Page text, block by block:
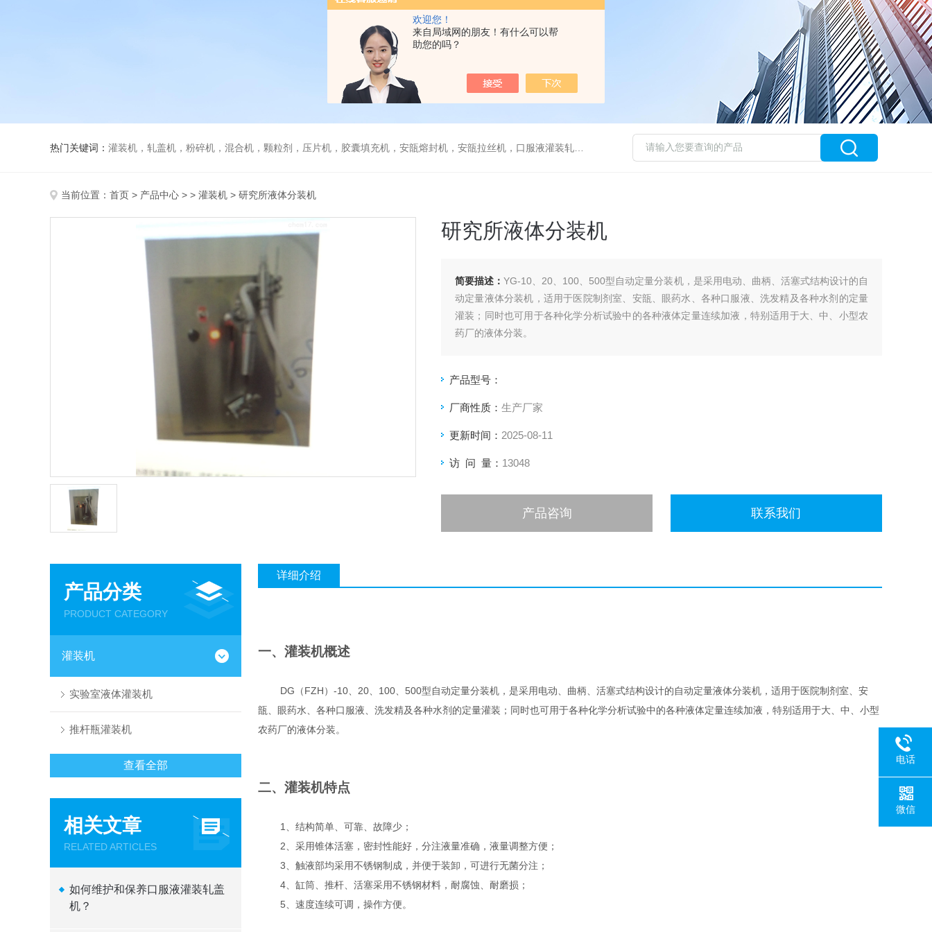
欢迎您！
来自局域网的朋友！有什么可以帮
助您的吗？
热门关键词： 灌装机，轧盖机，粉碎机，混合机，颗粒剂，压片机，胶囊填充机，安瓿熔封机，安瓿拉丝机，口服液灌装轧盖机，糖衣机，薄膜包衣机，贴标机，旋盖机，栓剂模具，煎药机，封口机
当前位置： 首页 > 产品中心 > > 灌装机 > 研究所液体分装机
研究所液体分装机
简要描述：YG-10、20、100、500型自动定量分装机，是采用电动、曲柄、活塞式结构设计的自
动定量液体分装机，适用于医院制剂室、安瓿、眼药水、各种口服液、洗发精及各种水剂的定量
灌装；同时也可用于各种化学分析试验中的各种液体定量连续加液，特别适用于大、中、小型农
药厂的液体分装。
产品型号：
厂商性质： 生产厂家
更新时间： 2025-08-11
访 问 量： 13048
产品咨询 联系我们
产品分类
PRODUCT CATEGORY
灌装机
实验室液体灌装机
推杆瓶灌装机
查看全部
相关文章
RELATED ARTICLES
如何维护和保养口服液灌装轧盖
机？
详细介绍
一、灌装机概述
DG （FZH）-10、20、100、500型自动定量分装机，是采用电动、曲柄、活塞式结构设计的自动定量液体分装机，适用于医院制剂室、安
瓿、眼药水、各种口服液、洗发精及各种水剂的定量灌装；同时也可用于各种化学分析试验中的各种液体定量连续加液，特别适用于大、中、小型
农药厂的液体分装。
二、灌装机特点
1
、结构简单、可靠、故障少；
2 、采用锥体活塞，密封性能好，分注液量准确，液量调整方便；
3 、触液部均采用不锈钢制成，并便于装卸，可进行无菌分注；
4 、缸筒、推杆、活塞采用不锈钢材料，耐腐蚀、耐磨损；
5 、速度连续可调，操作方便。
电话
微信